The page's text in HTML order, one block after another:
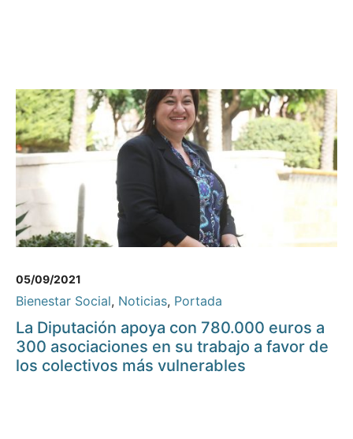
05/09/2021
Bienestar Social, Noticias, Portada
La Diputación apoya con 780.000 euros a
300 asociaciones en su trabajo a favor de
los colectivos más vulnerables